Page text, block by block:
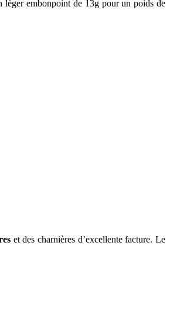
léger embonpoint de 13g pour un poids de
et des charnières d’excellente facture. Le